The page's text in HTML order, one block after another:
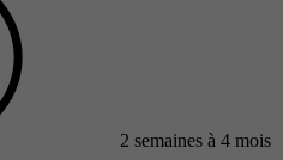
2 semaines à 4 mois